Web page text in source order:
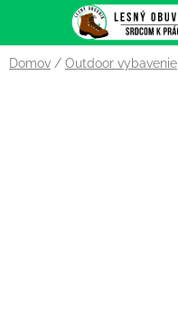
obsah
Domov / Outdoor vybavenie